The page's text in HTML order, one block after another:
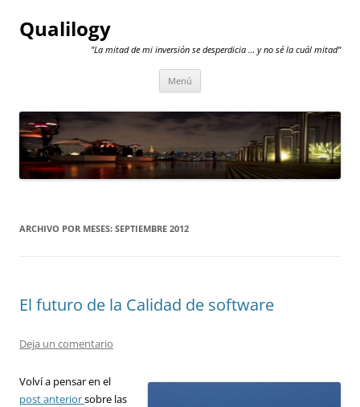
Qualilogy
"La mitad de mi inversión se desperdicia … y no sé la cuál mitad"
Menú
ARCHIVO POR MESES: SEPTIEMBRE 2012
El futuro de la Calidad de software
Deja un comentario
Volví a pensar en el
post anteriorsobre las